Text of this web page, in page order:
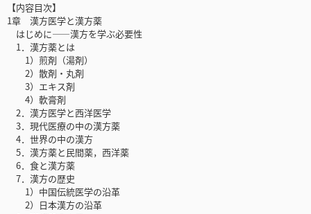
【内容目次】
1章 漢方医学と漢方薬
はじめに――漢方を学ぶ必要性
1．漢方薬とは
1）煎剤（湯剤）
2）散剤・丸剤
3）エキス剤
4）軟膏剤
2．漢方医学と西洋医学
3．現代医療の中の漢方薬
4．世界の中の漢方
5．漢方薬と民間薬，西洋薬
6．食と漢方薬
7．漢方の歴史
1）中国伝統医学の沿革
2）日本漢方の沿革